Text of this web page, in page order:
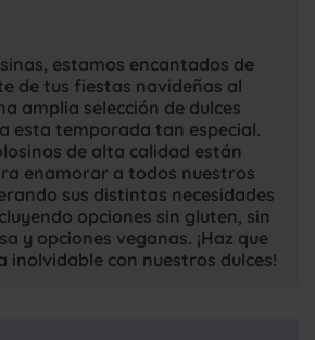
estamos encantados de
de tus fiestas navideñas al
amplia selección de dulces
esta temporada tan especial.
de alta calidad están
enamorar a todos nuestros
sus distintas necesidades
opciones sin gluten, sin
y opciones veganas. ¡Haz que
inolvidable con nuestros dulces!